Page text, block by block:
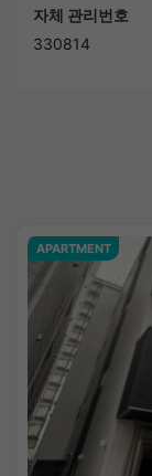
자체 관리번호
330814
APARTMENT